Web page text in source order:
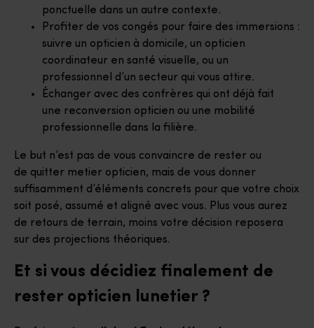
ponctuelle dans un autre contexte.
Profiter de vos congés pour faire des immersions :
suivre un opticien à domicile, un opticien
coordinateur en santé visuelle, ou un
professionnel d’un secteur qui vous attire.
Échanger avec des confrères qui ont déjà fait
une reconversion opticien ou une mobilité
professionnelle dans la filière.
Le but n’est pas de vous convaincre de rester ou
de quitter metier opticien, mais de vous donner
suffisamment d’éléments concrets pour que votre choix
soit posé, assumé et aligné avec vous. Plus vous aurez
de retours de terrain, moins votre décision reposera
sur des projections théoriques.
Et si vous décidiez finalement de
rester opticien lunetier ?